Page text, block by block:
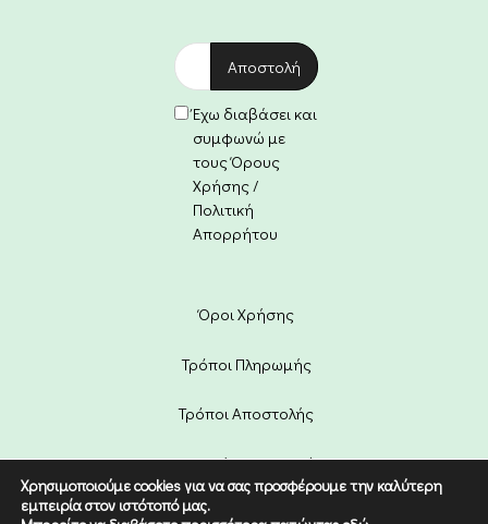
Έχω διαβάσει και
συμφωνώ με
τους Όρους
Χρήσης /
Πολιτική
Απορρήτου
Όροι Χρήσης
Τρόποι Πληρωμής
Τρόποι Αποστολής
Πολιτική Επιστροφών
Copyright © 2022 Etico. Designed
Χρησιμοποιούμε cookies για να σας προσφέρουμε την καλύτερη
εμπειρία στον ιστότοπό μας.